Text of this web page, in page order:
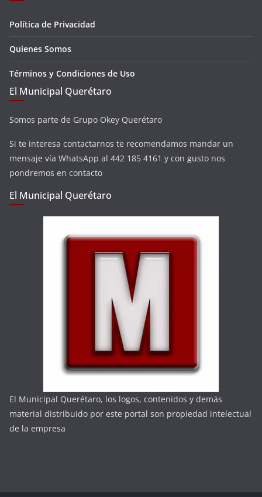
Política de Privacidad
Quienes Somos
Términos y Condiciones de Uso
El Municipal Querétaro
Somos parte de Grupo Okey Querétaro
Si te interesa contactarnos te recomendamos mandar un
mensaje vía WhatsApp al 442 185 4161 y con gusto nos
pondremos en contacto
El Municipal Querétaro
El Municipal Querétaro, los logos, contenidos y demás
material distribuido por este portal son propiedad intelectual
de la empresa